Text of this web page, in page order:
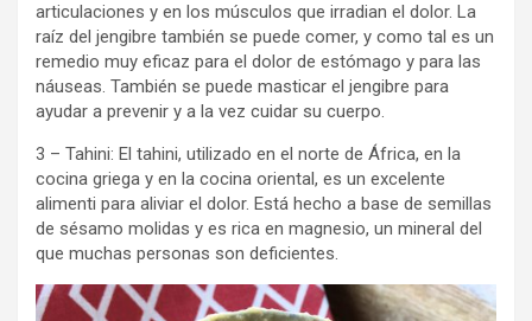
articulaciones y en los músculos que irradian el dolor. La
raíz del jengibre también se puede comer, y como tal es un
remedio muy eficaz para el dolor de estómago y para las
náuseas. También se puede masticar el jengibre para
ayudar a prevenir y a la vez cuidar su cuerpo.
3 – Tahini: El tahini, utilizado en el norte de África, en la
cocina griega y en la cocina oriental, es un excelente
alimenti para aliviar el dolor. Está hecho a base de semillas
de sésamo molidas y es rica en magnesio, un mineral del
que muchas personas son deficientes.